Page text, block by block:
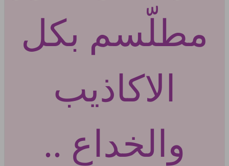
مطلّسم بكل
الاكاذيب
والخداع ..